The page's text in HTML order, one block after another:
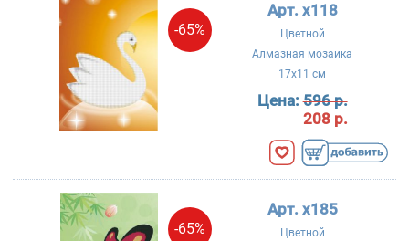
-65%
Арт. x118
Цветной
Алмазная мозаика
17x11 см
Цена:596 р.
208 р.
-65%
Арт. x185
Цветной